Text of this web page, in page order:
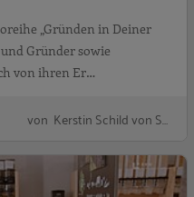
„Gründen in Deiner
Gründer sowie
von ihren Er…
von Kerstin Schild von S…